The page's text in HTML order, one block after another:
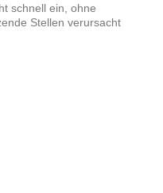
schnell ein, ohne
Stellen verursacht